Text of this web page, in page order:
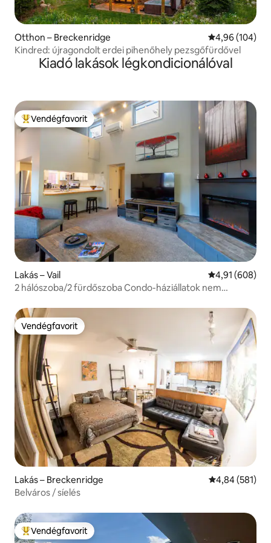
Otthon – Breckenridge Átlagos
4,96 (104)
Kindred: újragondolt erdei pihenőhely pezsgőfürdővel
Kiadó lakások légkondicionálóval
Kiemelt vendégfavorit
Vendégfavorit
Lakás – Vail Átlagos
4,91 (608)
2 hálószoba/2 fürdőszoba Condo-háziállatok nem
Vendégfavorit
Vendégfavorit
Lakás – Breckenridge Átlagos
4,84 (581)
Belváros / síelés
Kiemelt vendégfavorit
Vendégfavorit